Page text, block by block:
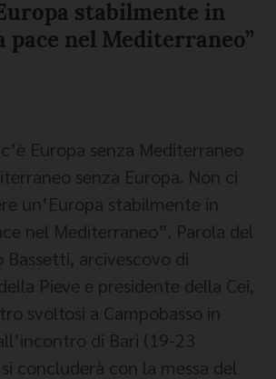
stabilmente in
pace nel Mediterraneo”
Europa senza Mediterraneo
senza Europa. Non ci
un’Europa stabilmente in
nel Mediterraneo”. Parola del
Bassetti, arcivescovo di
Pieve e presidente della Cei,
svoltosi a Campobasso in
di Bari (19-23
concluderà con la messa del